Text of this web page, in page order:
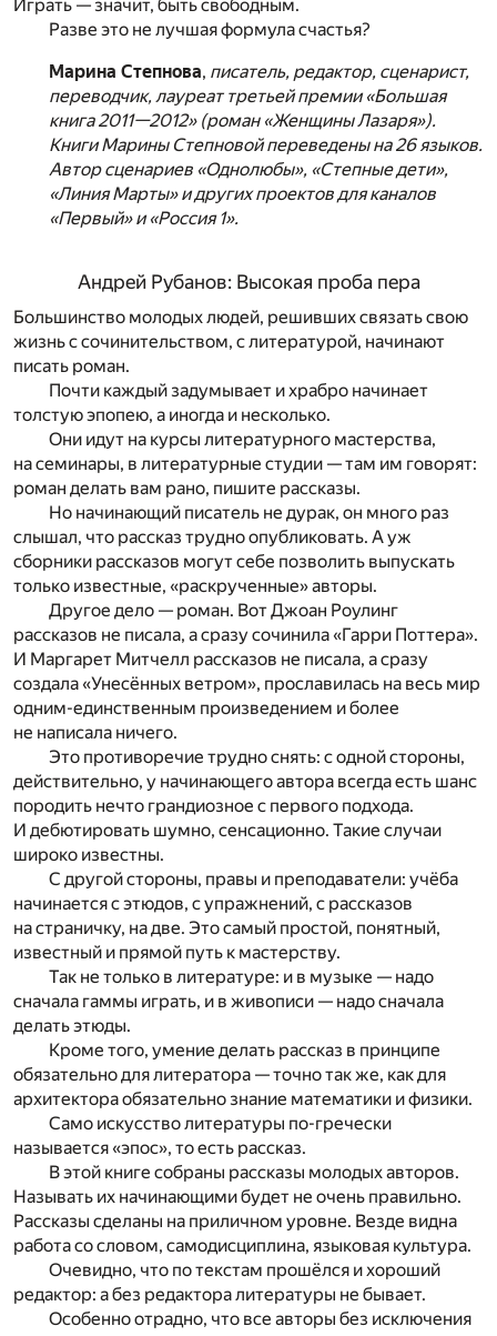
Играть — значит, быть свободным.
Разве это не лучшая формула счастья?
Марина Степнова, писатель, редактор, сценарист,
переводчик, лауреат третьей премии «Большая
книга 2011—2012» (роман «Женщины Лазаря»).
Книги Марины Степновой переведены на 26 языков.
Автор сценариев «Однолюбы», «Степные дети»,
«Линия Марты» и других проектов для каналов
«Первый» и «Россия 1».
Андрей Рубанов: Высокая проба пера
Большинство молодых людей, решивших связать свою
жизнь с сочинительством, с литературой, начинают
писать роман.
Почти каждый задумывает и храбро начинает
толстую эпопею, а иногда и несколько.
Они идут на курсы литературного мастерства,
на семинары, в литературные студии — там им говорят:
роман делать вам рано, пишите рассказы.
Но начинающий писатель не дурак, он много раз
слышал, что рассказ трудно опубликовать. А уж
сборники рассказов могут себе позволить выпускать
только известные, «раскрученные» авторы.
Другое дело — роман. Вот Джоан Роулинг
рассказов не писала, а сразу сочинила «Гарри Поттера».
И Маргарет Митчелл рассказов не писала, а сразу
создала «Унесённых ветром», прославилась на весь мир
одним-единственным произведением и более
не написала ничего.
Это противоречие трудно снять: с одной стороны,
действительно, у начинающего автора всегда есть шанс
породить нечто грандиозное с первого подхода.
И дебютировать шумно, сенсационно. Такие случаи
широко известны.
С другой стороны, правы и преподаватели: учёба
начинается с этюдов, с упражнений, с рассказов
на страничку, на две. Это самый простой, понятный,
известный и прямой путь к мастерству.
Так не только в литературе: и в музыке — надо
сначала гаммы играть, и в живописи — надо сначала
делать этюды.
Кроме того, умение делать рассказ в принципе
обязательно для литератора — точно так же, как для
архитектора обязательно знание математики и физики.
Само искусство литературы по-гречески
называется «эпос», то есть рассказ.
В этой книге собраны рассказы молодых авторов.
Называть их начинающими будет не очень правильно.
Рассказы сделаны на приличном уровне. Везде видна
работа со словом, самодисциплина, языковая культура.
Очевидно, что по текстам прошёлся и хороший
редактор: а без редактора литературы не бывает.
Особенно отрадно, что все авторы без исключения